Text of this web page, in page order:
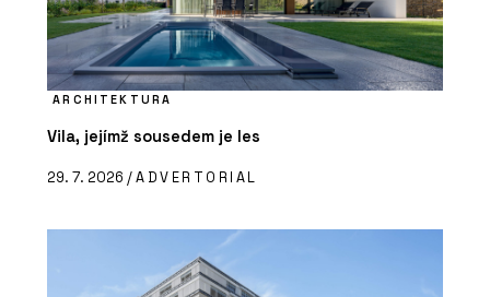
ARCHITEKTURA
Vila, jejímž sousedem je les
29. 7. 2026 /ADVERTORIAL